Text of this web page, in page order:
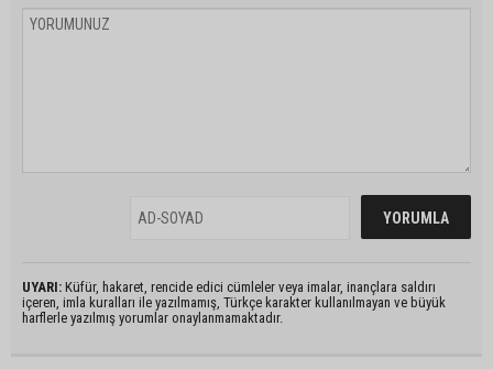
UYARI: Küfür, hakaret, rencide edici cümleler veya imalar, inançlara saldırı
içeren, imla kuralları ile yazılmamış, Türkçe karakter kullanılmayan ve büyük
harflerle yazılmış yorumlar onaylanmamaktadır.